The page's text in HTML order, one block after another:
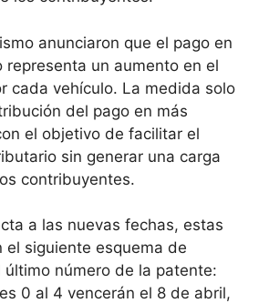
anunciaron que el pago en
representa un aumento en el
cada vehículo. La medida solo
del pago en más
el objetivo de facilitar el
sin generar una carga
contribuyentes.
a las nuevas fechas, estas
el siguiente esquema de
número de la patente:
0 al 4 vencerán el 8 de abril,